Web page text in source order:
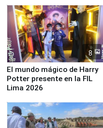
la UGEL 2
8
El mundo mágico de Harry
Potter presente en la FIL
Lima 2026